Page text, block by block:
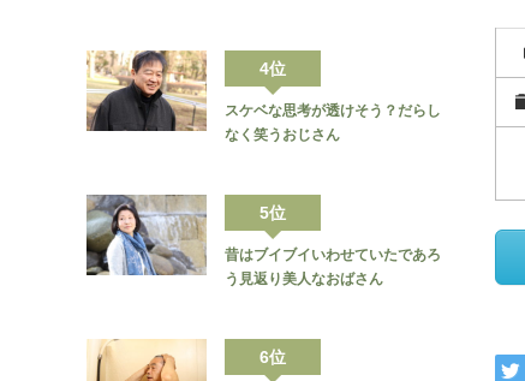
4位
スケベな思考が透けそう？だらし
なく笑うおじさん
5位
昔はブイブイいわせていたであろ
う見返り美人なおばさん
6位